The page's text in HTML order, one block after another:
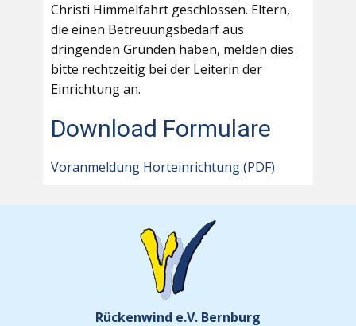
Christi Himmelfahrt geschlossen. Eltern,
die einen Betreuungsbedarf aus
dringenden Gründen haben, melden dies
bitte rechtzeitig bei der Leiterin der
Einrichtung an.
Download Formulare
Voranmeldung Horteinrichtung (PDF)
Rückenwind e.V. Bernburg